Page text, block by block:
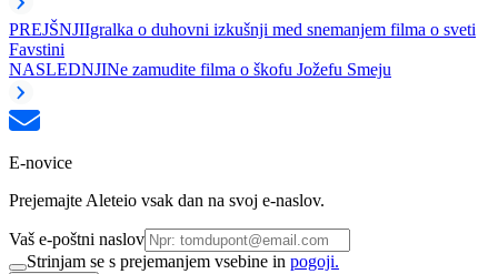
PREJŠNJIIgralka o duhovni izkušnji med snemanjem filma o sveti
Favstini
NASLEDNJINe zamudite filma o škofu Jožefu Smeju
E-novice
Prejemajte Aleteio vsak dan na svoj e-naslov.
Vaš e-poštni naslov
Strinjam se s prejemanjem vsebine in pogoji.